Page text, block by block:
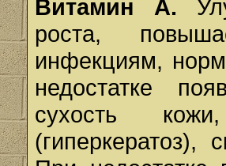
Витамин А.
роста,
инфекциям,
недостатке
сухость
(гиперкератоз),